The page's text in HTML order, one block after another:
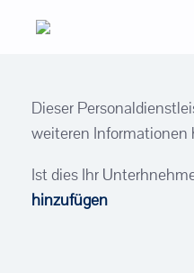
Dieser
weiteren Informationen
Ist dies Ihr
hinzufügen